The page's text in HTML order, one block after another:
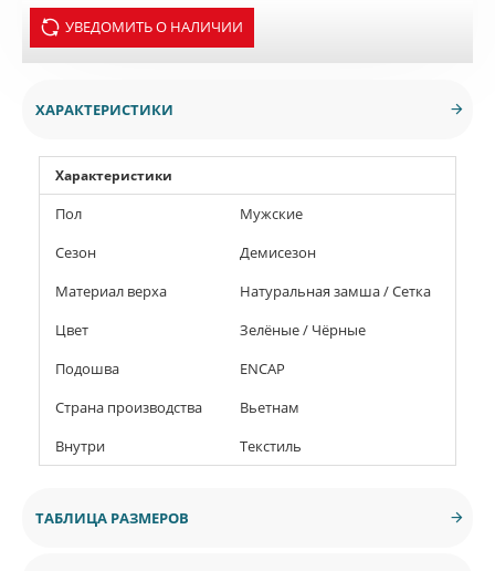
УВЕДОМИТЬ О НАЛИЧИИ
ХАРАКТЕРИСТИКИ
Характеристики
Пол
Мужские
Сезон
Демисезон
Материал верха
Натуральная замша / Сетка
Цвет
Зелёные / Чёрные
Подошва
ENCAP
Страна производства
Вьетнам
Внутри
Текстиль
ТАБЛИЦА РАЗМЕРОВ